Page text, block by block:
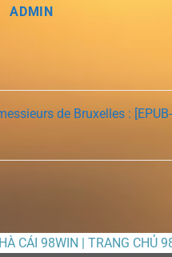
ADMIN
de Bruxelles : [EPUB-
CÁI 98WIN | TRANG CHỦ